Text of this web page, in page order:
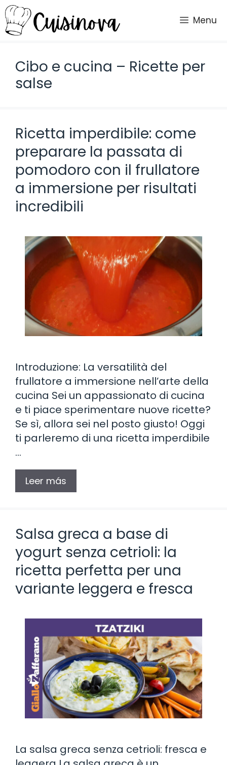
Vai
al
contenuto
Menu
Cibo e cucina – Ricette per
salse
Ricetta imperdibile: come
preparare la passata di
pomodoro con il frullatore
a immersione per risultati
incredibili
Introduzione: La versatilità del
frullatore a immersione nell’arte della
cucina Sei un appassionato di cucina
e ti piace sperimentare nuove ricette?
Se sì, allora sei nel posto giusto! Oggi
ti parleremo di una ricetta imperdibile
…
Leer más
Salsa greca a base di
yogurt senza cetrioli: la
ricetta perfetta per una
variante leggera e fresca
La salsa greca senza cetrioli: fresca e